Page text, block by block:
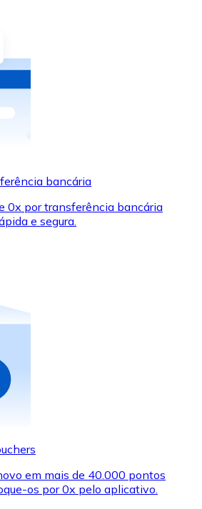
bancária
/ débito
das suas marcas favoritas
presente
bancária
0x por transferência bancária
e segura.
em mais de 40.000 pontos
os por 0x pelo aplicativo.